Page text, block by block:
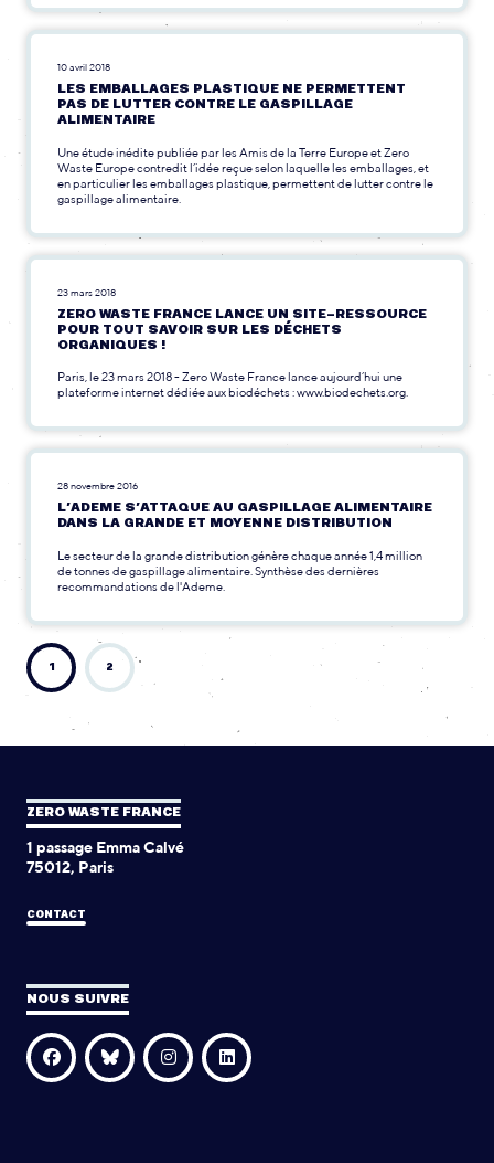
10 avril 2018
LES EMBALLAGES PLASTIQUE NE PERMETTENT
PAS DE LUTTER CONTRE LE GASPILLAGE
ALIMENTAIRE
Une étude inédite publiée par les Amis de la Terre Europe et Zero
Waste Europe contredit l’idée reçue selon laquelle les emballages, et
en particulier les emballages plastique, permettent de lutter contre le
gaspillage alimentaire.
23 mars 2018
ZERO WASTE FRANCE LANCE UN SITE-RESSOURCE
POUR TOUT SAVOIR SUR LES DÉCHETS
ORGANIQUES !
Paris, le 23 mars 2018 - Zero Waste France lance aujourd’hui une
plateforme internet dédiée aux biodéchets : www.biodechets.org.
28 novembre 2016
L’ADEME S’ATTAQUE AU GASPILLAGE ALIMENTAIRE
DANS LA GRANDE ET MOYENNE DISTRIBUTION
Le secteur de la grande distribution génère chaque année 1,4 million
de tonnes de gaspillage alimentaire. Synthèse des dernières
recommandations de l'Ademe.
1 2
ZERO WASTE FRANCE
1 passage Emma Calvé
75012, Paris
CONTACT
NOUS SUIVRE